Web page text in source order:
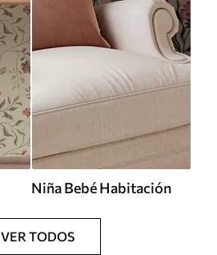
Niña Bebé Habitación
VER TODOS